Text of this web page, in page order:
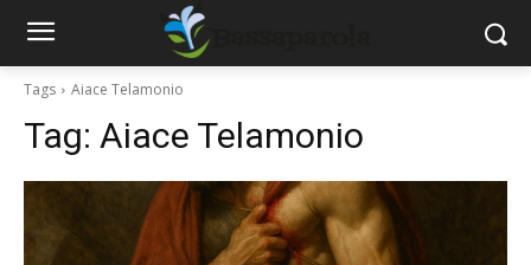
Tags Aiace Telamonio
Tag: Aiace Telamonio